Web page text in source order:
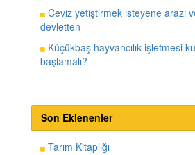
Ceviz yetiştirmek isteyene arazi
devletten
Küçükbaş hayvancılık işletmesi
başlamalı?
Son Eklenenler
Tarım Kitaplığı